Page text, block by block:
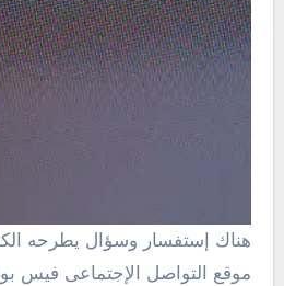
هناك إستفسار وسؤال يطرحه الكثير من مستخدمى
موقع التواصل الإجتماعى فيس